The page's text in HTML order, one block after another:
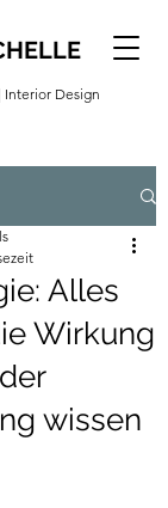
| Interior Design
Alles
Wirkung
wissen